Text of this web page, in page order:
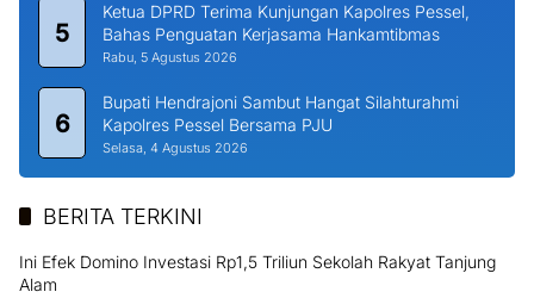
5
Ketua DPRD Terima Kunjungan Kapolres Pessel,
Bahas Penguatan Kerjasama Hankamtibmas
Rabu, 5 Agustus 2026
6
Bupati Hendrajoni Sambut Hangat Silahturahmi
Kapolres Pessel Bersama PJU
Selasa, 4 Agustus 2026
BERITA TERKINI
Ini Efek Domino Investasi Rp1,5 Triliun Sekolah Rakyat Tanjung
Alam